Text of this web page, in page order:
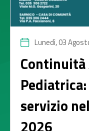
Lunedì, 03
Continuità
servizio